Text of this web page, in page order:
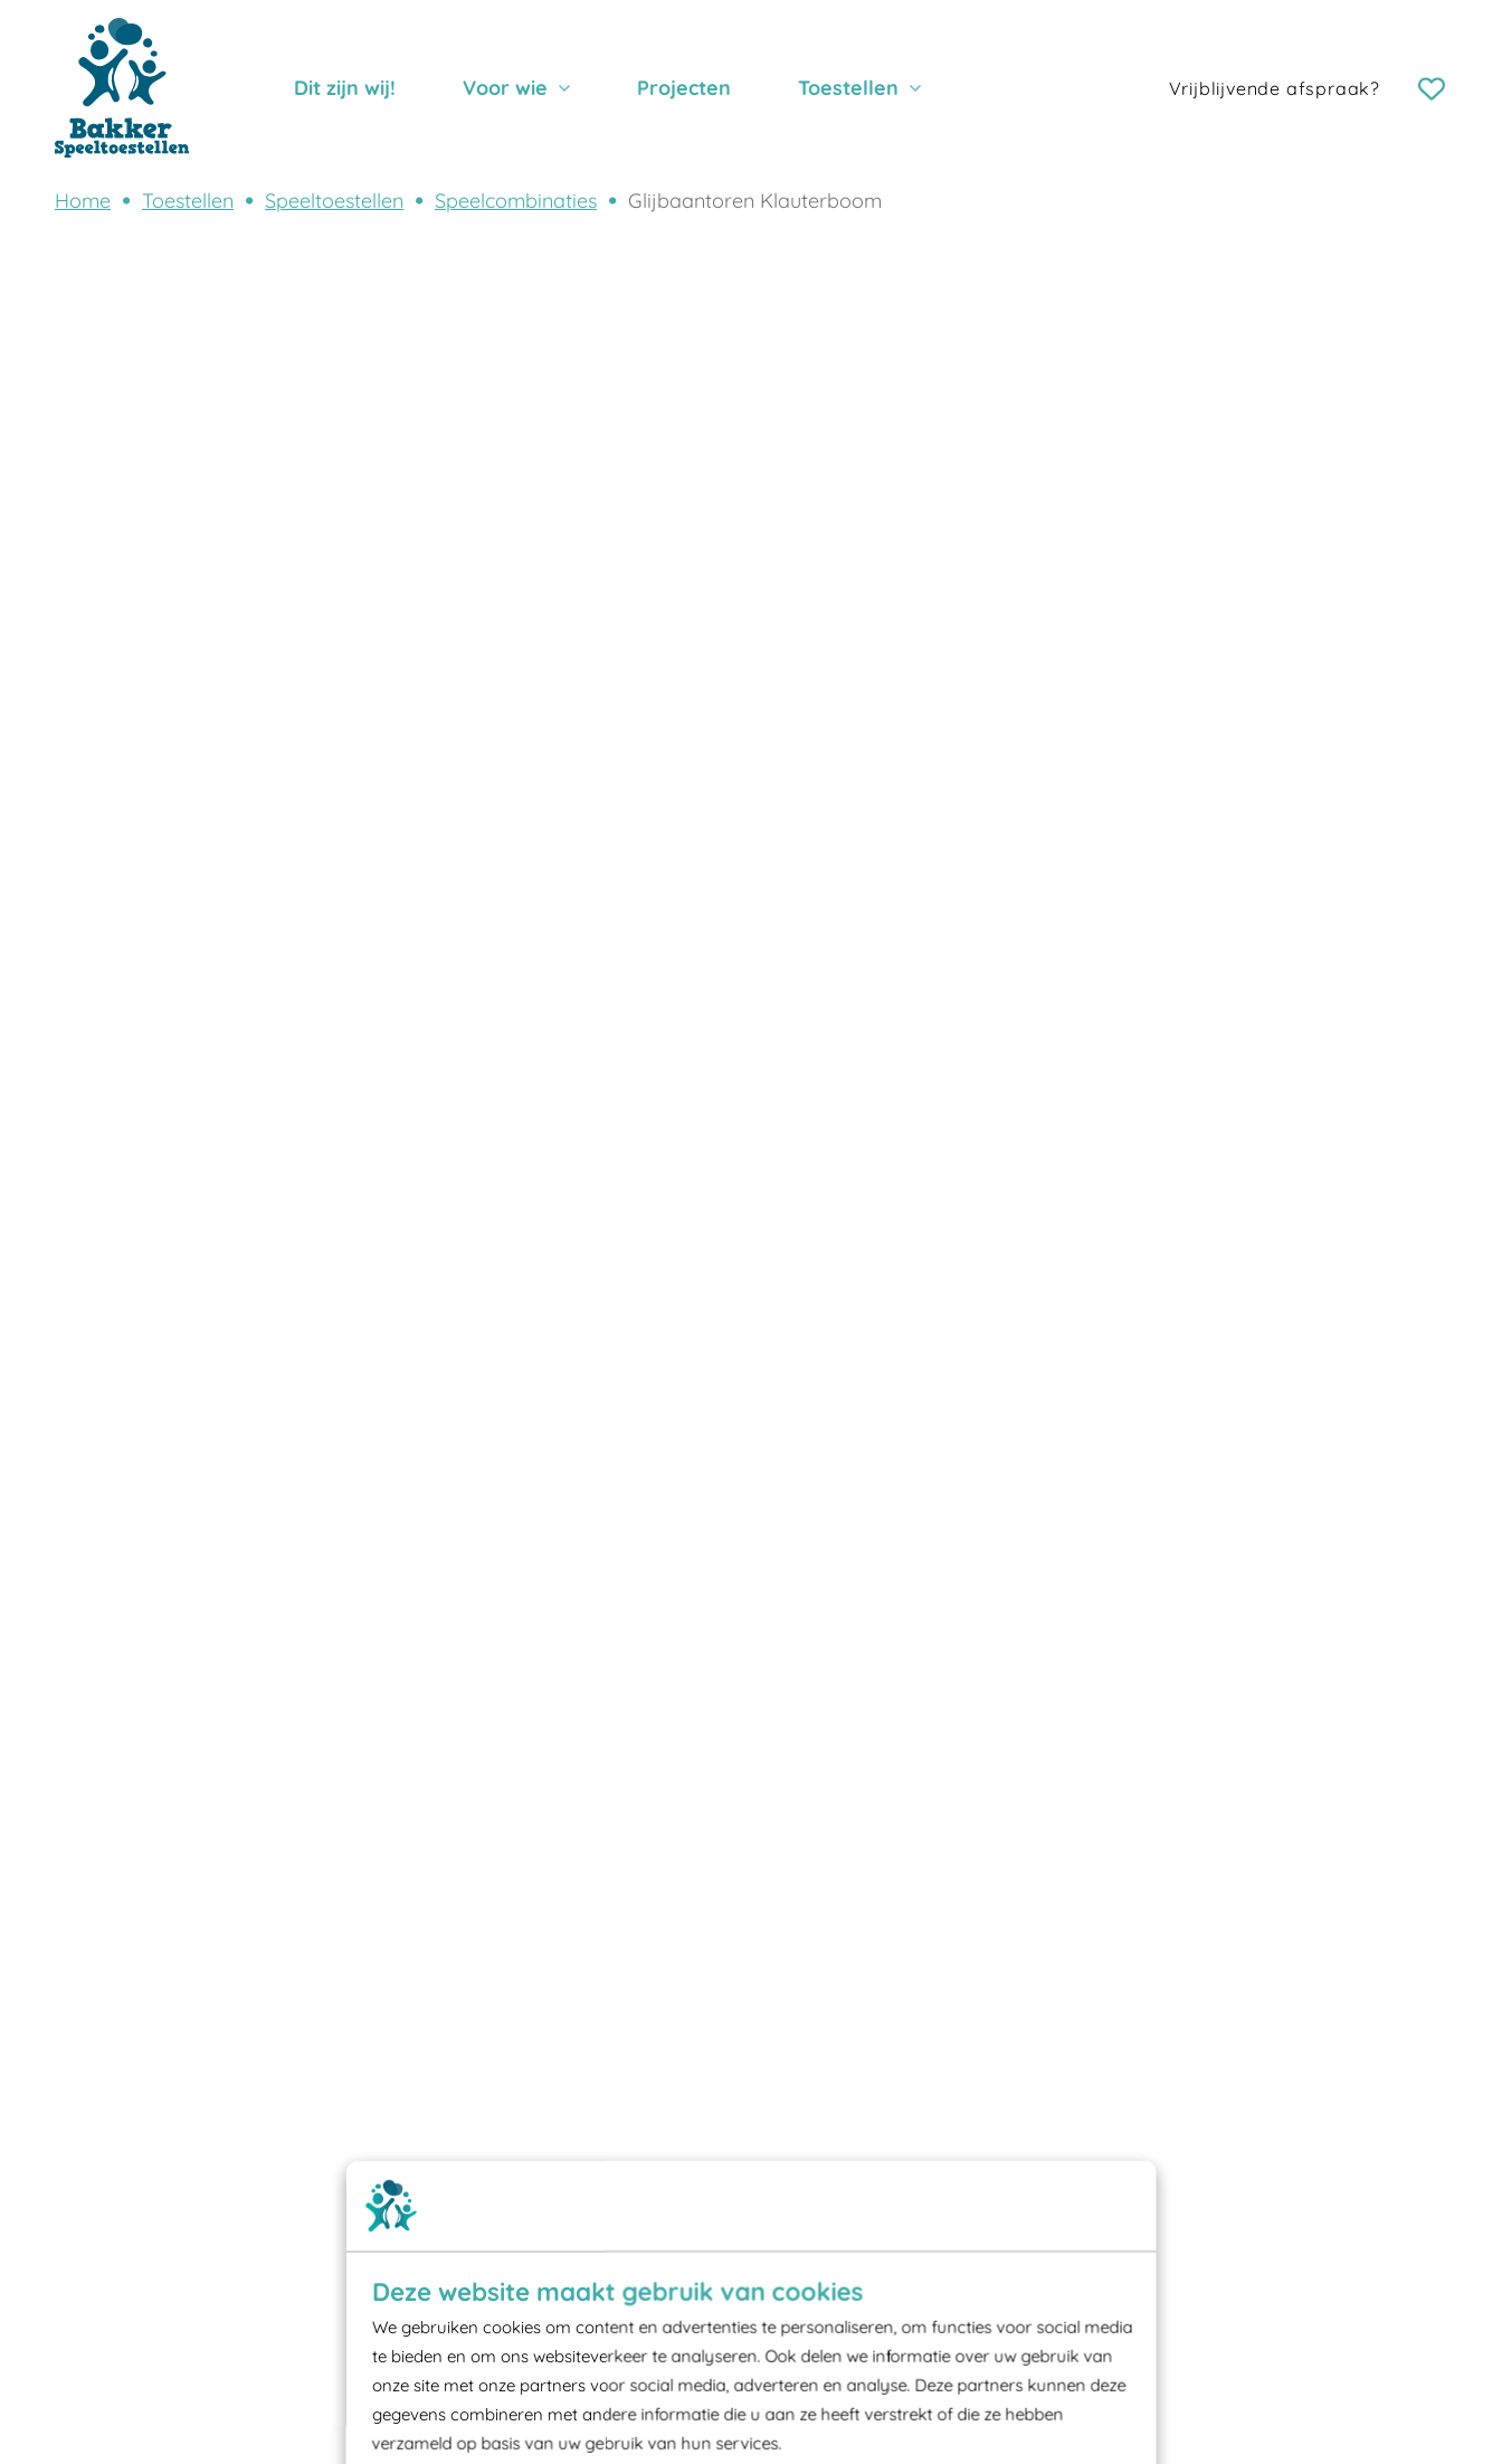
Deze website maakt gebruik van cookies
We gebruiken cookies om content en advertenties te personaliseren, om functies voor social media
te bieden en om ons websiteverkeer te analyseren. Ook delen we informatie over uw gebruik van
onze site met onze partners voor social media, adverteren en analyse. Deze partners kunnen deze
gegevens combineren met andere informatie die u aan ze heeft verstrekt of die ze hebben
verzameld op basis van uw gebruik van hun services.
Dit zijn wij! Voor wie Projecten Toestellen Vrijblijvende afspraak?
Home Toestellen Speeltoestellen Speelcombinaties Glijbaantoren Klauterboom